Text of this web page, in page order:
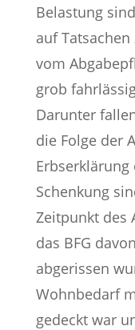
Belastung
auf
vom
grob
Darunter
die Folge der
Schenkung
Zeitpunkt des
das BFG
abgerissen
Wohnbedarf
gedeckt war